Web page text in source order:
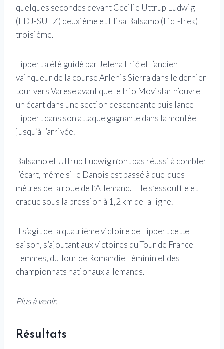
quelques secondes devant Cecilie Uttrup Ludwig
(FDJ-SUEZ) deuxième et Elisa Balsamo (Lidl-Trek)
troisième.
Lippert a été guidé par Jelena Erić et l’ancien
vainqueur de la course Arlenis Sierra dans le dernier
tour vers Varese avant que le trio Movistar n’ouvre
un écart dans une section descendante puis lance
Lippert dans son attaque gagnante dans la montée
jusqu’à l’arrivée.
Balsamo et Uttrup Ludwig n’ont pas réussi à combler
l’écart, même si le Danois est passé à quelques
mètres de la roue de l’Allemand. Elle s’essouffle et
craque sous la pression à 1,2 km de la ligne.
Il s’agit de la quatrième victoire de Lippert cette
saison, s’ajoutant aux victoires du Tour de France
Femmes, du Tour de Romandie Féminin et des
championnats nationaux allemands.
Plus à venir.
Résultats